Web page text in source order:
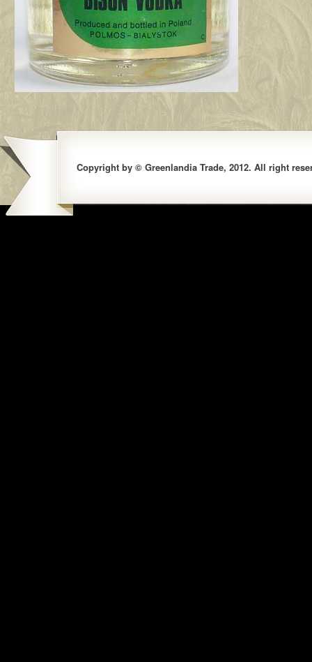
Copyright by © Greenlandia Trade, 2012. All right